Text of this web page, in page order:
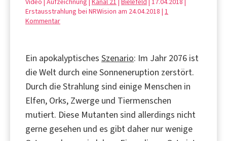
Erstausstrahlung bei NRWision am 24.04.2018 | 1
Kommentar
Ein apokalyptisches Szenario: Im Jahr 2076 ist
die Welt durch eine Sonneneruption zerstört.
Durch die Strahlung sind einige Menschen in
Elfen, Orks, Zwerge und Tiermenschen
mutiert. Diese Mutanten sind allerdings nicht
gerne gesehen und es gibt daher nur wenige